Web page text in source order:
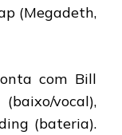
(Megadeth,
com Bill
vocal),
(bateria).